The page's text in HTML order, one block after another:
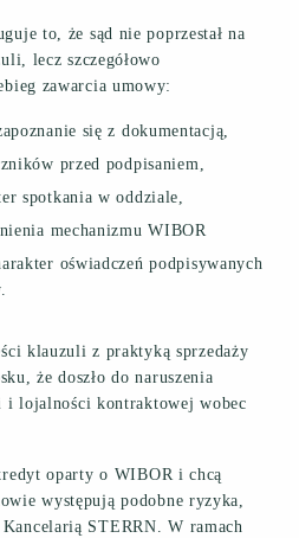
to, że sąd nie poprzestał na
lecz szczegółowo
zawarcia umowy:
się z dokumentacją,
przed podpisaniem,
spotkania w oddziale,
mechanizmu WIBOR
oświadczeń podpisywanych
klauzuli z praktyką sprzedaży
że doszło do naruszenia
i lojalności kontraktowej wobec
oparty o WIBOR i chcą
występują podobne ryzyka,
STERRN. W ramach